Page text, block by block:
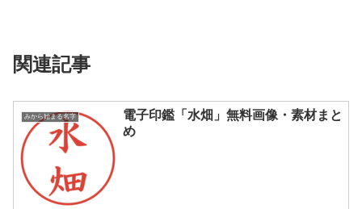
関連記事
みから始まる名字
電子印鑑「水畑」無料画像・素材まと
め